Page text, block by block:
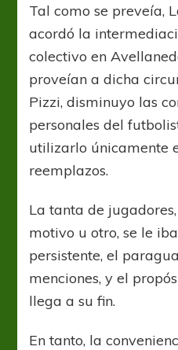
Tal como se preveía,
acordó la
colectivo en
proveían a dicha
Pizzi, disminuyo las
personales del
utilizarlo únicamente
reemplazos.
La tanta de
motivo u otro, se le
persistente, el
menciones, y el
llega a su fin.
En tanto, la